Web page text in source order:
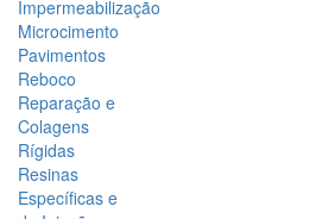
Impermeabilização
Microcimento
Pavimentos
Reboco
Reparação e
Colagens
Rígidas
Resinas
Específicas e